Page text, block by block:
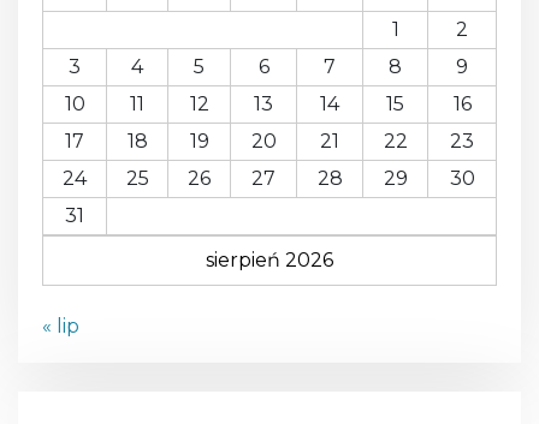
sierpień 2026
1
2
3
4 5 6 7 8
9
10
11 12 13 14 15
16
17
18 19 20 21 22
23
24
25 26 27 28 29
30
31
« lip